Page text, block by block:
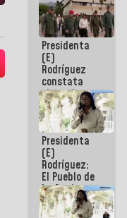
desarrollo
logístico y
turístico
para La
Guaira
Presidenta
(E)
Rodríguez
constata
obras de
rehabilitación
de Escuela
Militar de
Mamo en La
Guaira
Presidenta
(E)
Rodríguez:
El Pueblo de
La Guaira
siempre
estará